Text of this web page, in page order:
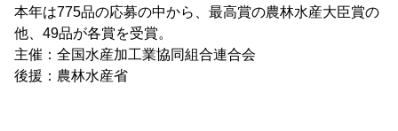
本年は775品の応募の中から、最高賞の農林水産大臣賞の
他、49品が各賞を受賞。
主催：全国水産加工業協同組合連合会
後援：農林水産省